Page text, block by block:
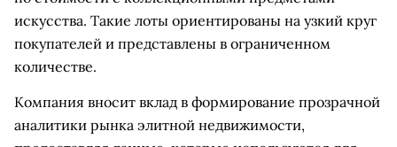
искусства. Такие лоты ориентированы на узкий круг
покупателей и представлены в ограниченном
количестве.
Компания вносит вклад в формирование прозрачной
аналитики рынка элитной недвижимости,